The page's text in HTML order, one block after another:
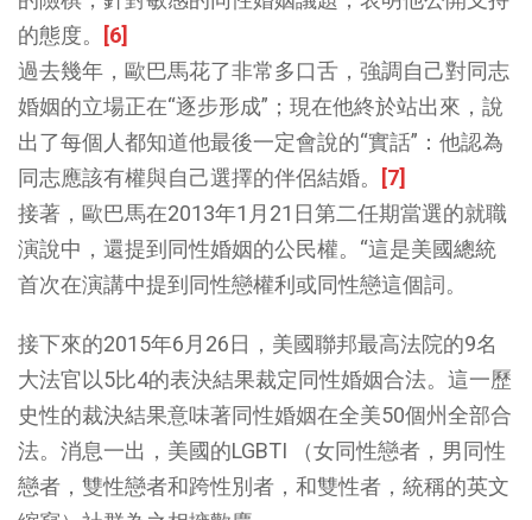
的態度。
[6]
過去幾年，歐巴馬花了非常多口舌，強調自己對同志
婚姻的立場正在“逐步形成”；現在他終於站出來，說
出了每個人都知道他最後一定會說的“實話”：他認為
同志應該有權與自己選擇的伴侶結婚。
[7]
接著，歐巴馬在2013年1月21日第二任期當選的就職
演說中，還提到同性婚姻的公民權。“這是美國總統
首次在演講中提到同性戀權利或同性戀這個詞。
接下來的2015年6月26日，美國聯邦最高法院的9名
大法官以5比4的表決結果裁定同性婚姻合法。這一歷
史性的裁決結果意味著同性婚姻在全美50個州全部合
法。消息一出，美國的LGBTI （女同性戀者，男同性
戀者，雙性戀者和跨性別者，和雙性者，統稱的英文